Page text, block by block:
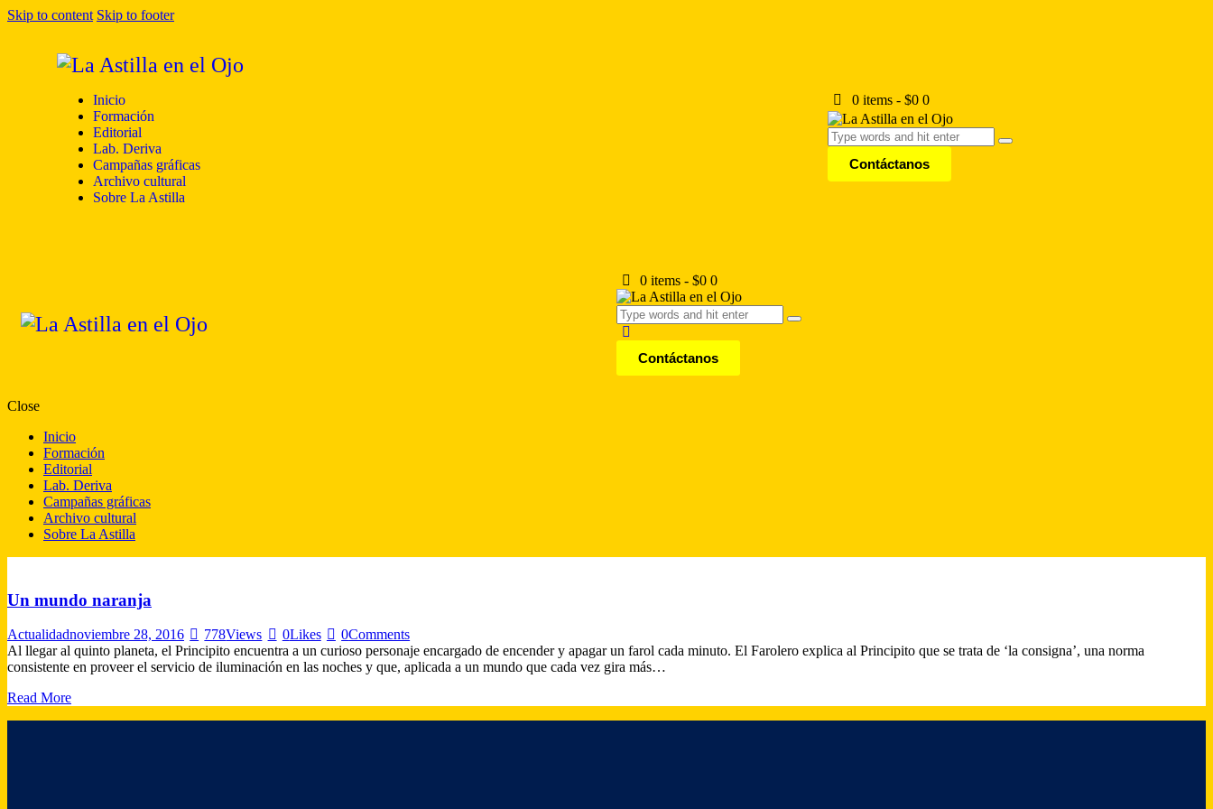
Skip to content Skip to footer
Inicio
Formación
Editorial
Lab. Deriva
Campañas gráficas
Archivo cultural
Sobre La Astilla
0 items- $0 0
Contáctanos
0 items -$0 0
Contáctanos
Close
Inicio
Formación
Editorial
Lab. Deriva
Campañas gráficas
Archivo cultural
Sobre La Astilla
Un mundo naranja
Actualidadnoviembre 28, 2016 778Views 0Likes 0Comments
Al llegar al quinto planeta, el Principito encuentra a un curioso personaje encargado de encender y apagar un farol cada minuto. El Farolero explica al Principito que se trata de ‘la consigna’, una norma
consistente en proveer el servicio de iluminación en las noches y que, aplicada a un mundo que cada vez gira más…
Read More